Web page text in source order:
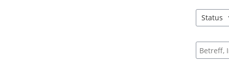
Status
Suche